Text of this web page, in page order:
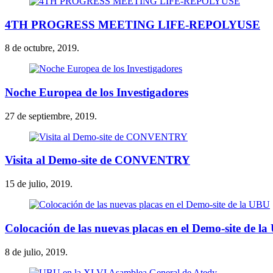
4TH PROGRESS MEETING LIFE-REPOLYUSE
8 de octubre, 2019.
Noche Europea de los Investigadores
27 de septiembre, 2019.
Visita al Demo-site de CONVENTRY
15 de julio, 2019.
Colocación de las nuevas placas en el Demo-site de la
8 de julio, 2019.